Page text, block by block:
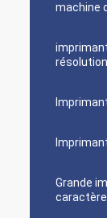
machine
résolution
Grande
caractère